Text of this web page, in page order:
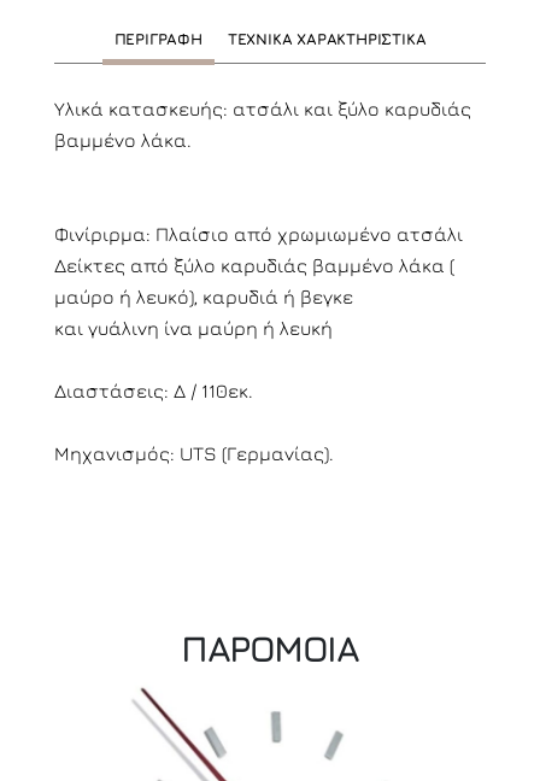
ΠΕΡΙΓΡΑΦΗ ΤΕΧΝΙΚΑ ΧΑΡΑΚΤΗΡΙΣΤΙΚΑ
Υλικά κατασκευής: ατσάλι και ξύλο καρυδιάς
βαμμένο λάκα.
Φινίριρμα: Πλαίσιο από χρωμιωμένο ατσάλι
Δείκτες από ξύλο καρυδιάς βαμμένο λάκα (
μαύρο ή λευκό), καρυδιά ή βεγκε
και γυάλινη ίνα μαύρη ή λευκή
Διαστάσεις: Δ / 110εκ.
Μηχανισμός: UTS (Γερμανίας).
ΠΑΡΟΜΟΙΑ